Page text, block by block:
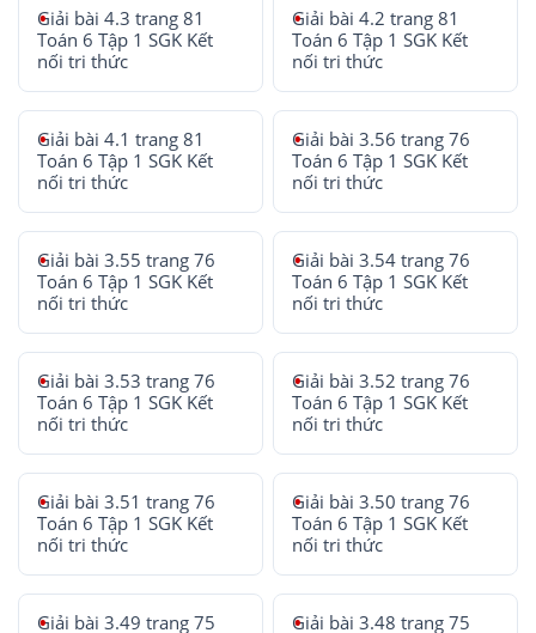
Giải bài 4.3 trang 81
Toán 6 Tập 1 SGK Kết
nối tri thức
Giải bài 4.2 trang 81
Toán 6 Tập 1 SGK Kết
nối tri thức
Giải bài 4.1 trang 81
Toán 6 Tập 1 SGK Kết
nối tri thức
Giải bài 3.56 trang 76
Toán 6 Tập 1 SGK Kết
nối tri thức
Giải bài 3.55 trang 76
Toán 6 Tập 1 SGK Kết
nối tri thức
Giải bài 3.54 trang 76
Toán 6 Tập 1 SGK Kết
nối tri thức
Giải bài 3.53 trang 76
Toán 6 Tập 1 SGK Kết
nối tri thức
Giải bài 3.52 trang 76
Toán 6 Tập 1 SGK Kết
nối tri thức
Giải bài 3.51 trang 76
Toán 6 Tập 1 SGK Kết
nối tri thức
Giải bài 3.50 trang 76
Toán 6 Tập 1 SGK Kết
nối tri thức
Giải bài 3.49 trang 75 Giải bài 3.48 trang 75